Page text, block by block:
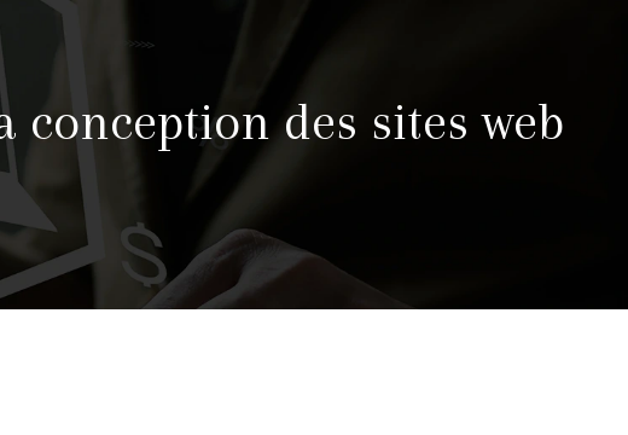
des sites web